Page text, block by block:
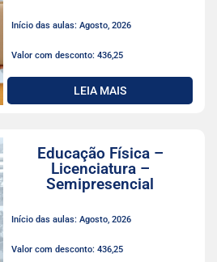
Início das aulas: Agosto, 2026
Valor com desconto: 436,25
LEIA MAIS
Educação Física –
Licenciatura –
Semipresencial
Início das aulas: Agosto, 2026
Valor com desconto: 436,25